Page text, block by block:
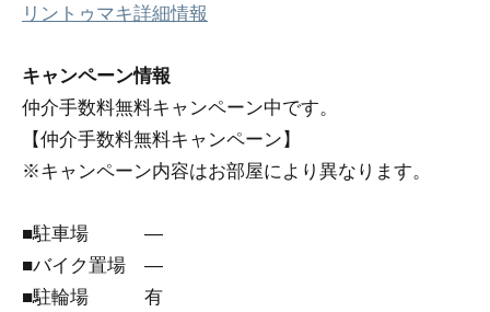
リントゥマキ詳細情報
キャンペーン情報
仲介手数料無料キャンペーン中です。
【仲介手数料無料キャンペーン】
※キャンペーン内容はお部屋により異なります。
■駐車場 ―
■バイク置場 ―
■駐輪場 有